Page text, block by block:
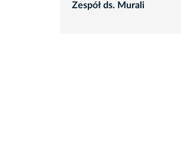
Zespół ds. Murali
rozwiń